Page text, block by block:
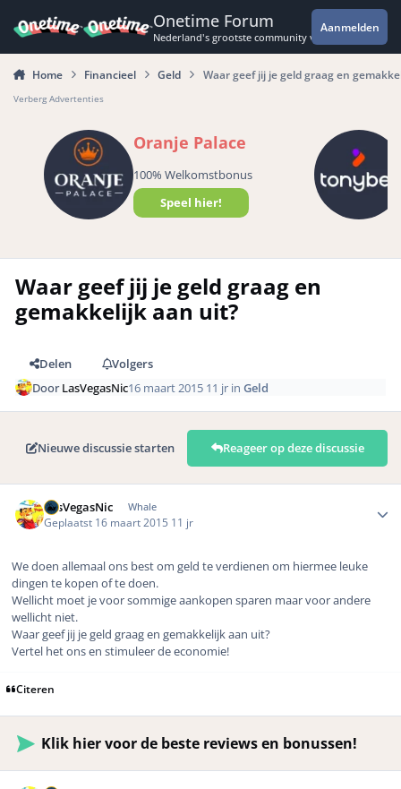
Onetime Forum
Nederland's grootste community voor de
Aanmelden
Home Financieel Geld Waar geef jij je geld graag en
Verberg Advertenties
Oranje Palace
100% Welkomstbonus
Speel hier!
Waar geef jij je geld graag en
gemakkelijk aan uit?
Delen
Volgers
DoorLasVegasNic16 maart 2015 11 jr inGeld
Nieuwe discussie starten Reageer op deze discussie
LasVegasNic Whale
Geplaatst 16 maart 2015 11 jr
We doen allemaal ons best om geld te verdienen om hiermee leuke
dingen te kopen of te doen.
Wellicht moet je voor sommige aankopen sparen maar voor andere
wellicht niet.
Waar geef jij je geld graag en gemakkelijk aan uit?
Vertel het ons en stimuleer de economie!
Citeren
Klik hier voor de beste reviews en bonussen!